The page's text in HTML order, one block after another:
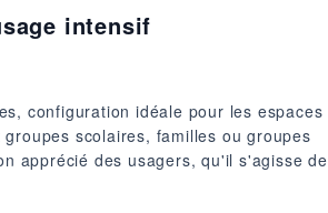
intensif
configuration idéale pour les espaces
scolaires, familles ou groupes
apprécié des usagers, qu'il s'agisse de